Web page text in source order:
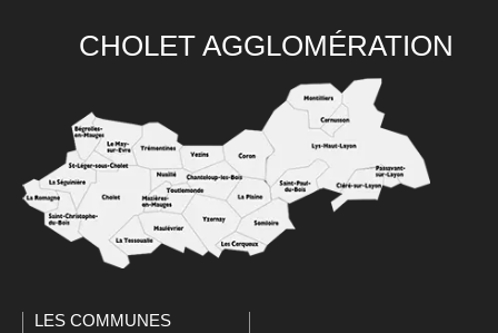
CHOLET AGGLOMÉRATION
LES COMMUNES